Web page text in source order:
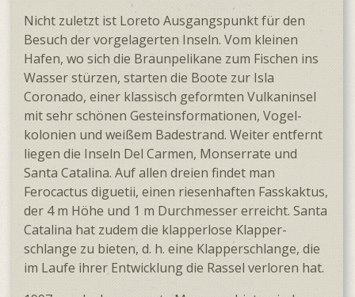
Nicht zuletzt ist Loreto Ausgangspunkt für den
Besuch der vorge­lagerten Inseln. Vom kleinen
Hafen, wo sich die Braun­pelikane zum Fischen ins
Wasser stürzen, starten die Boote zur Isla
Coronado, einer klassisch geformten Vulkan­insel
mit sehr schönen Gesteins­formationen, Vogel­
kolonien und weißem Bade­strand. Weiter entfernt
liegen die Inseln Del Carmen, Monserrate und
Santa Catalina. Auf allen dreien findet man
Ferocactus diguetii, einen riesen­haften Fasskaktus,
der 4 m Höhe und 1 m Durchmesser erreicht. Santa
Catalina hat zudem die klapperlose Klapper­
schlange zu bieten, d. h. eine Klapper­schlange, die
im Laufe ihrer Entwicklung die Rassel verloren hat.